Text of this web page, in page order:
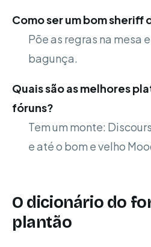
Como ser um bom sheriff
Põe as regras na mesa
bagunça.
Quais são as melhores
fóruns?
Tem um monte:
e até o bom e velho
O dicionário do
plantão